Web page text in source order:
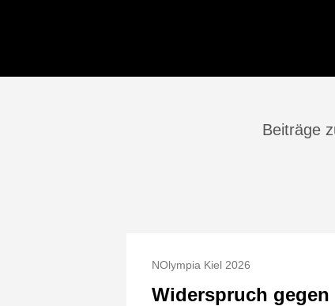
Beiträge
NOlympia Kiel 2026
Widerspruch